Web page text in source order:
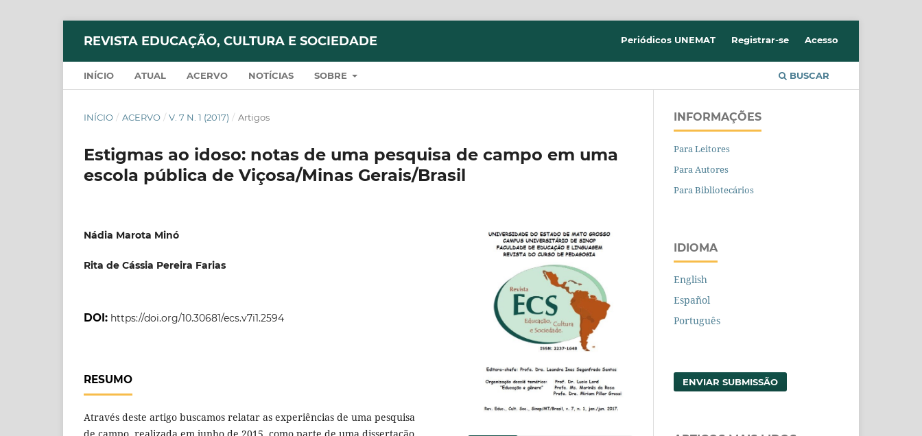
REVISTA EDUCAÇÃO, CULTURA E SOCIEDADE
INÍCIO ATUAL ACERVO NOTÍCIAS SOBRE BUSCAR
Periódicos UNEMAT Registrar-se Acesso
INÍCIO / ACERVO / V. 7 N. 1 (2017) / Artigos
Estigmas ao idoso: notas de uma pesquisa de campo em uma
escola pública de Viçosa/Minas Gerais/Brasil
Nádia Marota Minó
Rita de Cássia Pereira Farias
DOI: https://doi.org/10.30681/ecs.v7i1.2594
RESUMO
Através deste artigo buscamos relatar as experiências de uma pesquisa
INFORMAÇÕES
Para Leitores
Para Autores
Para Bibliotecários
IDIOMA
English
Español
Português
ENVIAR SUBMISSÃO